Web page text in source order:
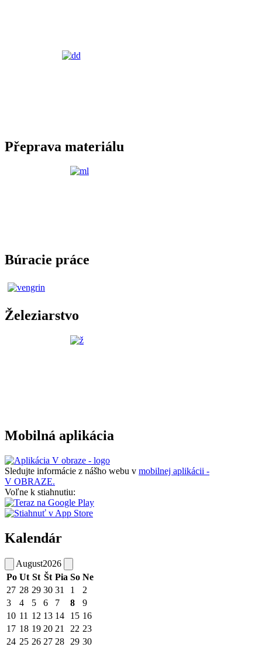
Přeprava materiálu
Búracie práce
Železiarstvo
Mobilná aplikácia
Sledujte informácie z nášho webu v mobilnej aplikácii -
V OBRAZE.
Voľne k stiahnutiu:
Kalendár
August2026
Po Ut St Št Pia So Ne
27 28 29 30 31 1
2
3
4 5 6 7 8
9
10 11 12 13 14 15 16
17 18 19 20 21 22 23
24 25 26 27 28 29 30